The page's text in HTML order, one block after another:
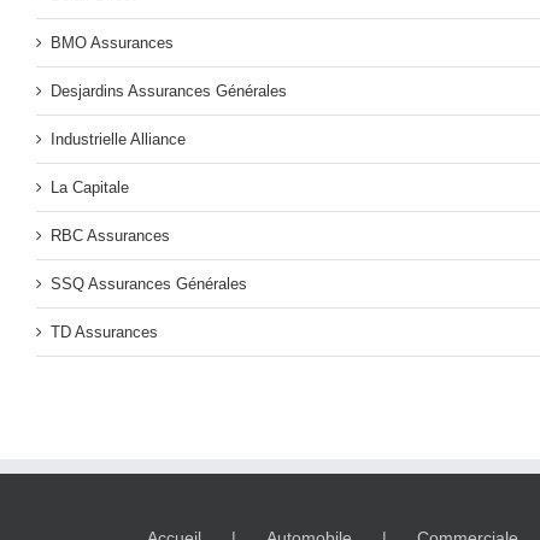
BMO Assurances
Desjardins Assurances Générales
Industrielle Alliance
La Capitale
RBC Assurances
SSQ Assurances Générales
TD Assurances